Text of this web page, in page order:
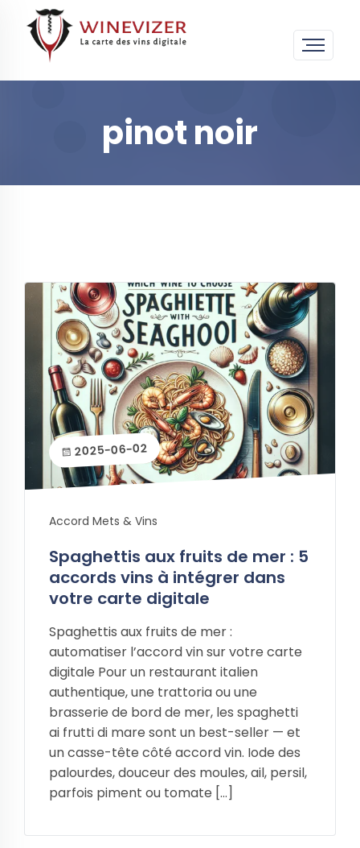
pinot noir
2025-06-02
Accord Mets & Vins
Spaghettis aux fruits de mer : 5
accords vins à intégrer dans
votre carte digitale
Spaghettis aux fruits de mer :
automatiser l’accord vin sur votre carte
digitale Pour un restaurant italien
authentique, une trattoria ou une
brasserie de bord de mer, les spaghetti
ai frutti di mare sont un best-seller — et
un casse-tête côté accord vin. Iode des
palourdes, douceur des moules, ail, persil,
parfois piment ou tomate […]